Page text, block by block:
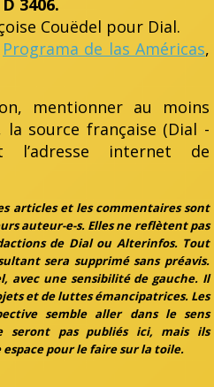
Couëdel pour Dial.
Programa de las Américas,
mentionner au moins
la source française (Dial -
internet de
articles et les commentaires sont
auteur-e-s. Elles ne reflètent pas
de Dial ou Alterinfos. Tout
sera supprimé sans préavis.
avec une sensibilité de gauche. Il
et de luttes émancipatrices. Les
semble aller dans le sens
seront pas publiés ici, mais ils
pour le faire sur la toile.